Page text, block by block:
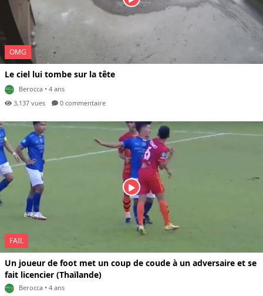
OMG
Le ciel lui tombe sur la tête
Berocca • 4 ans
3,137 vues
0 commentaire
FAIL
Un joueur de foot met un coup de coude à un adversaire et se
fait licencier (Thaïlande)
Berocca • 4 ans